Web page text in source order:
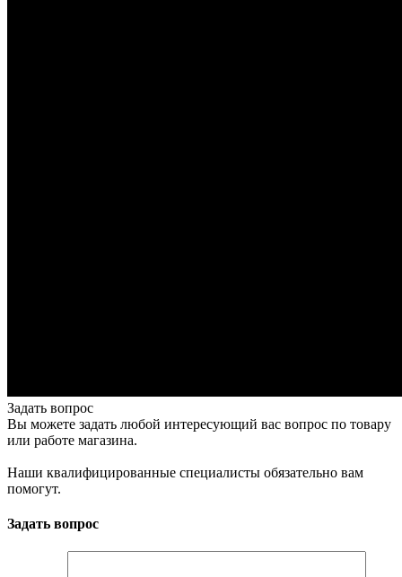
Задать вопрос
Вы можете задать любой интересующий вас вопрос по товару
или работе магазина.
Наши квалифицированные специалисты обязательно вам
помогут.
Задать вопрос